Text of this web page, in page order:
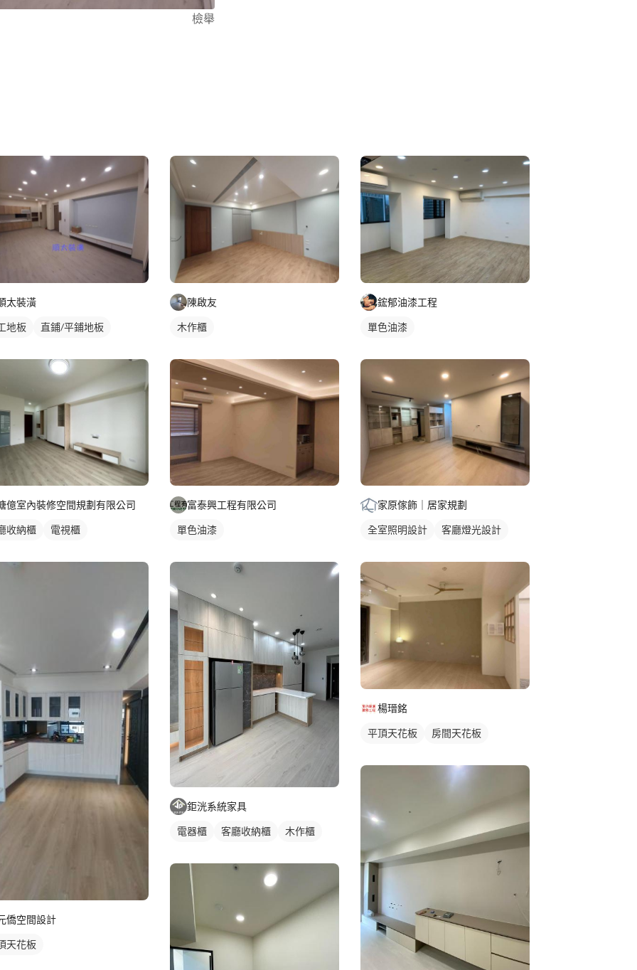
檢舉
太裝潢
地板 直鋪/平鋪地板
億室內裝修空間規劃有限公司
收納櫃 電視櫃
僑空間設計
天花板
陳啟友
木作櫃
富泰興工程有限公司
單色油漆
鉅洸系統家具
電器櫃 客廳收納櫃 木作櫃
鋐郁油漆工程
單色油漆
家原傢飾｜居家規劃
全室照明設計 客廳燈光設計
楊瑨銘
平頂天花板 房間天花板